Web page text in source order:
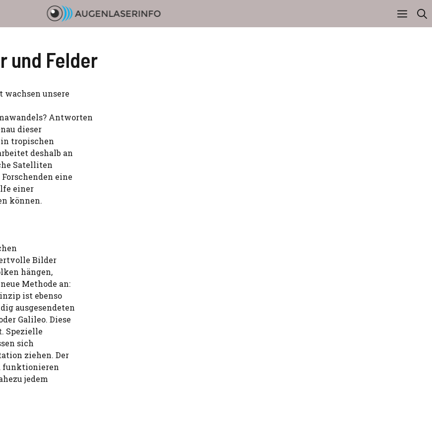
und Felder
wachsen unsere
Antworten
dieser
tropischen
deshalb an
Satelliten
eine
einer
können.
Bilder
hängen,
Methode an:
ist ebenso
ausgesendeten
Galileo. Diese
Spezielle
sich
ziehen. Der
funktionieren
jedem